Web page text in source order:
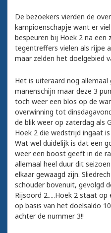
De bezoekers vierden de
kampioenschapje want er
bespeuren bij Hoek 2 na een
tegentreffers vielen als rijpe
maar zelden het doelgebied
Het is uiteraard nog allemaal
manenschijn maar deze 3
toch weer een blos op de
overwinning tot
de blik weer op zaterdag als
Hoek 2 die wedstrijd ingaat
Wat wel duidelijk is dat een
weer een boost geeft in de
allemaal heel duur dit
elkaar gewaagd zijn.
schouder bovenuit, gevolgd
Rijsoord 2.....Hoek 2 staat
op basis van het doelsaldo
achter de nummer 3!!